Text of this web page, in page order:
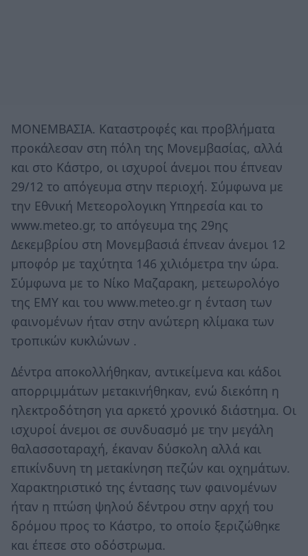
ΜΟΝΕΜΒΑΣΙΑ. Καταστροφές και προβλήματα
προκάλεσαν στη πόλη της Μονεμβασίας, αλλά
και στο Κάστρο, οι ισχυροί άνεμοι που έπνεαν
29/12 το απόγευμα στην περιοχή. Σύμφωνα με
την Εθνική Μετεορολογικη Υπηρεσία και το
www.meteo.gr, το απόγευμα της 29ης
Δεκεμβρίου στη Μονεμβασιά έπνεαν άνεμοι 12
μποφόρ με ταχύτητα 146 χιλιόμετρα την ώρα.
Σύμφωνα με το Νίκο Μαζαρακη, μετεωρολόγο
της ΕΜΥ και του www.meteo.gr η ένταση των
φαινομένων ήταν στην ανώτερη κλίμακα των
τροπικών κυκλώνων .
Δέντρα αποκολλήθηκαν, αντικείμενα και κάδοι
απορριμμάτων μετακινήθηκαν, ενώ διεκόπη η
ηλεκτροδότηση για αρκετό χρονικό διάστημα. Οι
ισχυροί άνεμοι σε συνδυασμό με την μεγάλη
θαλασσοταραχή, έκαναν δύσκολη αλλά και
επικίνδυνη τη μετακίνηση πεζών και οχημάτων.
Χαρακτηριστικό της έντασης των φαινομένων
ήταν η πτώση ψηλού δέντρου στην αρχή του
δρόμου προς το Κάστρο, το οποίο ξεριζώθηκε
και έπεσε στο οδόστρωμα.